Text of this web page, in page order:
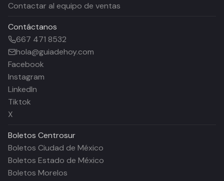
Contactar al equipo de ventas
Contáctanos
667 471 8532
hola@guiadehoy.com
Facebook
Instagram
LinkedIn
Tiktok
X
Boletos Centrosur
Boletos Ciudad de México
Boletos Estado de México
Boletos Morelos